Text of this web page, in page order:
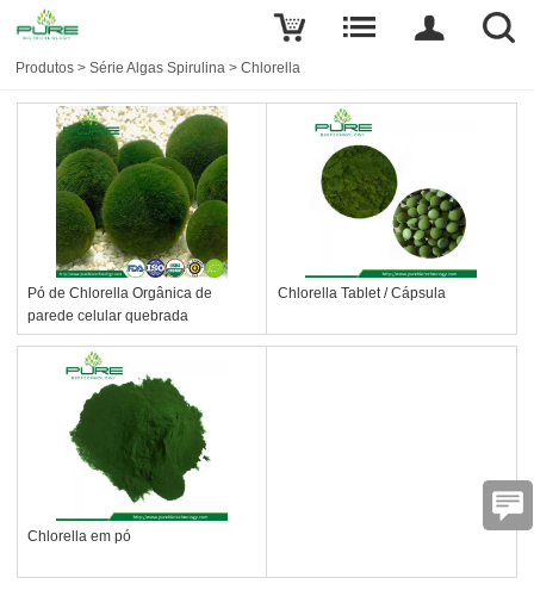
Produtos >Série Algas Spirulina >Chlorella
Pó de Chlorella Orgânica de
parede celular quebrada
Chlorella Tablet / Cápsula
Chlorella em pó